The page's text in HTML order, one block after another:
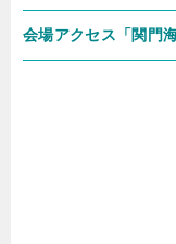
会場アクセス「関門